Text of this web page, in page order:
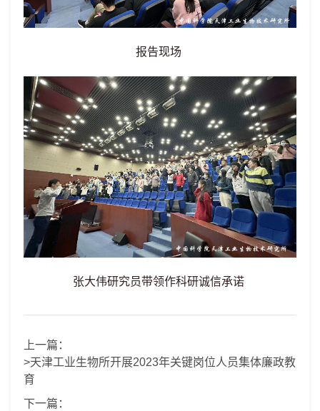
报告现场
张大伟研究员带领作科研诚信承诺
上一篇：
>天津工业生物所开展2023年关键岗位人员集体廉政教
育
下一篇：